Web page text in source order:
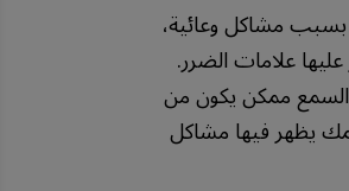
مشاكل وعائية،
علامات الضرر.
ممكن يكون من
يظهر فيها مشاكل